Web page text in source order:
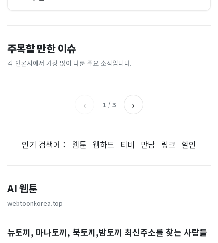
주목할 만한 이슈
각 언론사에서 가장 많이 다룬 주요 소식입니다.
전국 불타오를 때, 여긴 0.9
도…에어컨 필요없는 韓 이색
피서지중앙일보
는 법 [이슈픽]
KBS
“10% 폭락하자 4조 샀는데,
18% 뛰자 8조 팔았다”…개
서울 최고라고”…사상 첫 기
‹ 1 / 3 ›
인기 검색어： 웹툰 웹하드 티비 만남 링크 할인
AI 웹툰
webtoonkorea.top
뉴토끼, 마나토끼, 북토끼,밤토끼 최신주소를 찾는 사람들